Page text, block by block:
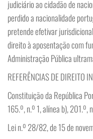
judiciário ao cidadão de
perdido a nacionalidade
pretende efetivar
direito à aposentação com
Administração Pública
REFERÊNCIAS DE DIREITO
Constituição da República
165.º, n.º 1, alínea b), 201.º,
Lei n.º 28/82, de 15 de